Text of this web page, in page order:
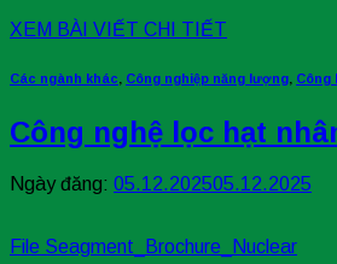
XEM BÀI VIẾT CHI TIẾT
Các ngành khác Công nghiệp năng lượng Công
Công nghệ lọc hạt
Ngày đăng: 05.12.202505.12.2025
File Seagment_Brochure_Nuclear